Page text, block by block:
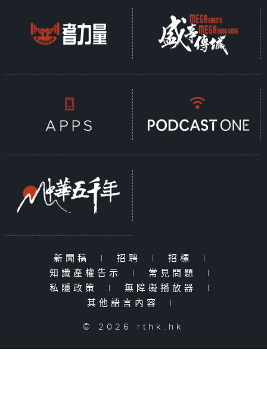
新聞稿 | 招聘 | 招標
|
知識產權告示
| 常見問題
|
私隱政策
| 無障礙播放器
|
其他語言內容
|
© 2026 rthk.hk